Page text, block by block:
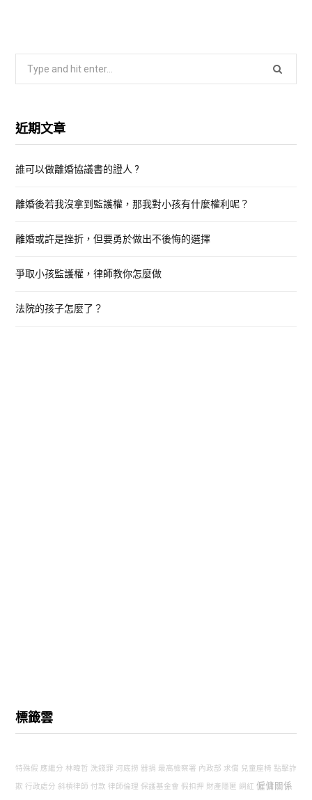
c
f
r
近期文章
誰可以做離婚協議書的證人 ?
離婚後若我沒拿到監護權，那我對小孩有什麼權利呢？
離婚或許是挫折，但要勇於做出不後悔的選擇
爭取小孩監護權，律師教你怎麼做
法院的孩子怎麼了？
標籤雲
特殊假 應繼分 林暐哲 洗錢罪 河底撈 器捐 最高檢察署 內政部 求償 兒童座椅 點擊詐
欺 行政處分 斜槓律師 付款 律師倫理 保護基金會 假扣押 財產隱匿 網紅 僱傭關係